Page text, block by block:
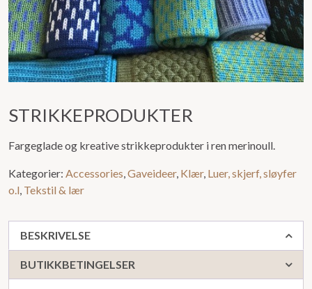
STRIKKEPRODUKTER
Fargeglade og kreative strikkeprodukter i ren merinoull.
Kategorier: Accessories,Gaveideer, Klær, Luer, skjerf, sløyfer
o.l, Tekstil & lær
BESKRIVELSE
BUTIKKBETINGELSER